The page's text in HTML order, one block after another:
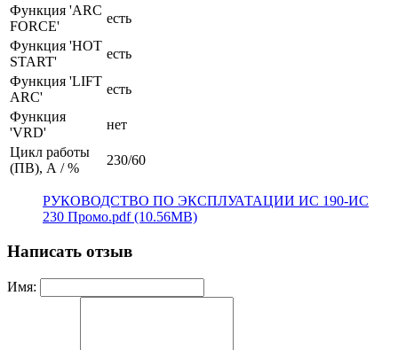
Функция 'ARC
FORCE'
есть
Функция 'HOT
START'
есть
Функция 'LIFT
ARC'
есть
Функция
'VRD'
нет
Цикл работы
(ПВ), А / %
230/60
РУКОВОДСТВО ПО ЭКСПЛУАТАЦИИ ИС 190-ИС
230 Промо.pdf (10.56MB)
Написать отзыв
Имя: